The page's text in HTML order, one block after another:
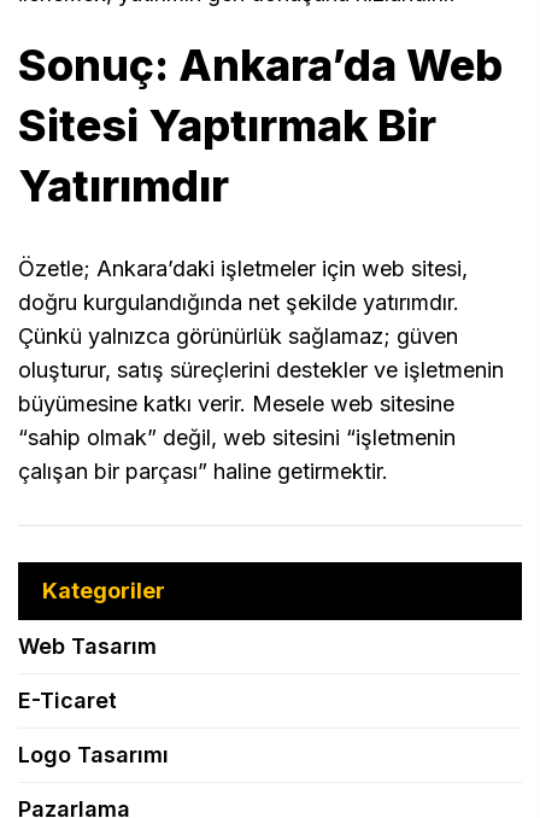
Sonuç: Ankara’da Web
Sitesi Yaptırmak Bir
Yatırımdır
Özetle; Ankara’daki işletmeler için web sitesi,
doğru kurgulandığında net şekilde yatırımdır.
Çünkü yalnızca görünürlük sağlamaz; güven
oluşturur, satış süreçlerini destekler ve işletmenin
büyümesine katkı verir. Mesele web sitesine
“sahip olmak” değil, web sitesini “işletmenin
çalışan bir parçası” haline getirmektir.
Kategoriler
Web Tasarım
E-Ticaret
Logo Tasarımı
Pazarlama